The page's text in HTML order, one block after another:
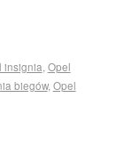
insignia Opel
biegów, Opel